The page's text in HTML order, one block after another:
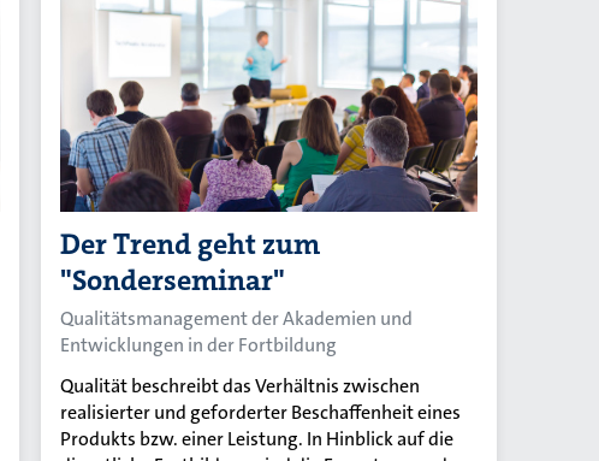
Der Trend geht zum
"Sonderseminar"
Qualitätsmanagement der Akademien und
Entwicklungen in der Fortbildung
Qualität beschreibt das Verhältnis zwischen
realisierter und geforderter Beschaffenheit eines
Produkts bzw. einer Leistung. In Hinblick auf die